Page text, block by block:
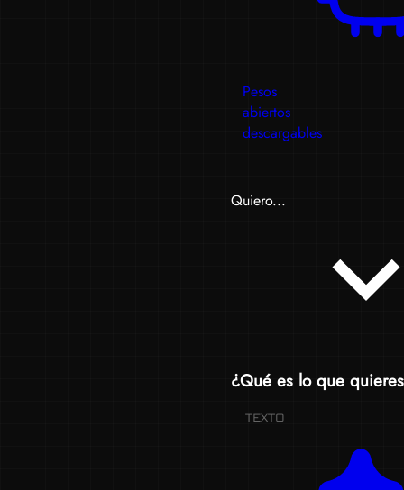
Pesos
abiertos
descargables
Quiero...
¿Qué es lo que
TEXTO